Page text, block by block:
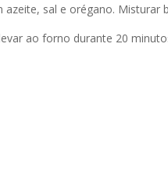
sal e orégano.
ao forno durante 20